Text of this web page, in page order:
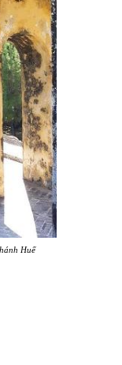
Huế